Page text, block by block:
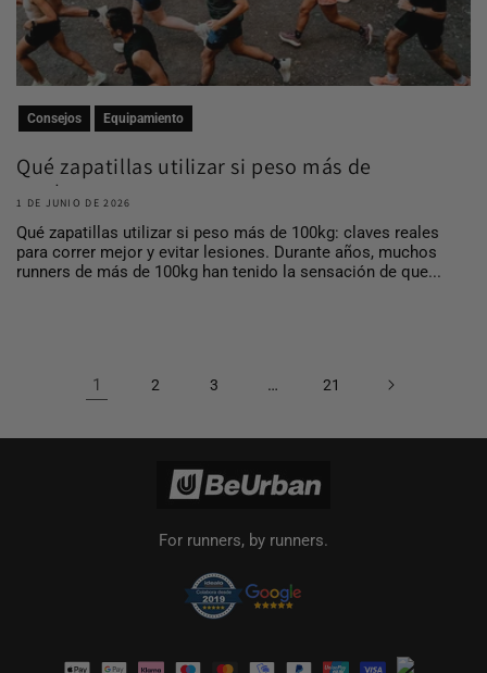
Consejos Equipamiento
Qué zapatillas utilizar si peso más de
100 kg
1 DE JUNIO DE 2026
Qué zapatillas utilizar si peso más de 100kg: claves reales
para correr mejor y evitar lesiones. Durante años, muchos
runners de más de 100kg han tenido la sensación de que...
1 2 3 … 21
For runners, by runners.